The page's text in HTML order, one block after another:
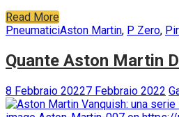
Read More
PneumaticiAston Martin, P Zero,
Quante Aston Martin
8 Febbraio 20227 Febbraio 2022